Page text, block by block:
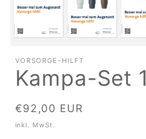
Modal
öffnen
VORSORGE-HILFT
Kampa-Set 1
Normaler
Preis
€92,00 EUR
inkl. MwSt.